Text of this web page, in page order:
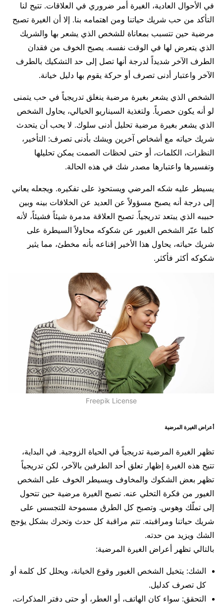
في الأحوال العادية، الغيرة أمر ضروري في العلاقات. تتيح لنا
التأكد من حب شريك حياتنا ومن اهتمامه بنا. إلا أن الغيرة تصبح
مرضية حين تتسبب بمعاناة للشخص الذي يشعر بها والشريك
الذي يتعرض لها في الوقت نفسه. يصبح الخوف من فقدان
الطرف الآخر شديداً لدرجة أنها تصل إلى حد التشكيك بالطرف
الآخر واعتبار أدنى تصرف أو حركة يقوم بها دليل خيانة.
الشخص الذي يشعر بغيرة مرضية ينغلق تدريجياً في حب يتمنى
لو أنه يكون حصرياً. ولتغذية السيناريو الخيالي، يحاول الشخص
الذي يشعر بغيرة مرضية تحليل أدنى سلوك. لا يحب أن يتحدث
شريك حياته مع أشخاص آخرين ويشك بأدنى تصرف: التأخير،
النظرات، الكلمات، أو حتى لحظات الصمت يمكن تحليلها
وتفسيرها واعتبارها مصدر شك في هذه الحالة.
يسيطر عليه شكه المرضي ويستحوذ على تفكيره. ويجعله يعاني
إلى درجة أنه يصبح مسؤولاً عن العديد عن الخلافات بينه وبين
حبيبه الذي يبتعد تدريجياً. تصبح العلاقة مدمرة شيئاً فشيئاً، لأنه
كلما عبّر الشخص الغيور عن شكوكه محاولاً السيطرة على
شريك حياته، يحاول هذا الأخير إقناعه بأنه مخطئ، مما يثير
شكوكه أكثر فأكثر.
Freepik License
أعراض الغيرة المرضية
تظهر الغيرة المرضية تدريجياً في الحياة الزوجية. في البداية،
تتيح هذه الغيرة إظهار تعلق أحد الطرفين بالآخر، لكن تدريجياً
تظهر بعض الشكوك والمخاوف ويسيطر الخوف على الشخص
الغيور من فكرة التخلي عنه. تصبح الغيرة مرضية حين تتحول
إلى تملّك وهوس. وتصبح كل الطرق مسموحة للتجسس على
شريك حياتنا ومراقبته. تتم مراقبة كل حدث وتحرك بشكل يؤجج
الشك ويزيد من حدته.
بالتالي تظهر أعراض الغيرة المرضية:
الشك: يتخيل الشخص الغيور وقوع الخيانة، ويحلل كل كلمة أو
كل تصرف كدليل.
التحقق: سواء كان الهاتف، أو العطر، أو حتى دفتر المذكرات،